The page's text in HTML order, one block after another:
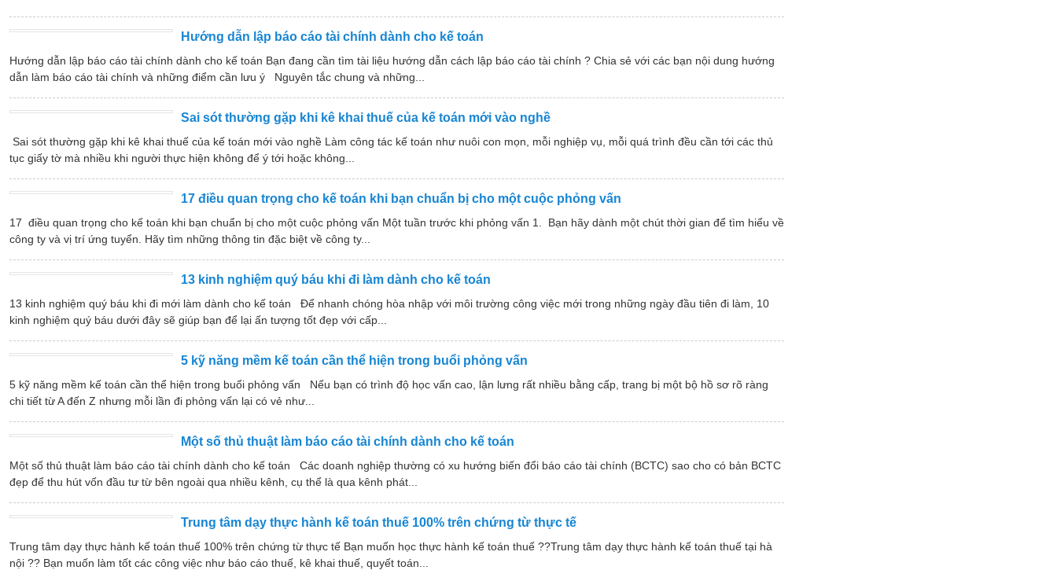
Hướng dẫn lập báo cáo tài chính dành cho kế toán
Hướng dẫn lập báo cáo tài chính dành cho kế toán Bạn đang cần tìm tài liệu hướng dẫn cách lập báo cáo tài chính ? Chia sẻ với các bạn nội dung hướng
dẫn làm báo cáo tài chính và những điểm cần lưu ý Nguyên tắc chung và những...
Sai sót thường gặp khi kê khai thuế của kế toán mới vào nghề
Sai sót thường gặp khi kê khai thuế của kế toán mới vào nghề Làm công tác kế toán như nuôi con mọn, mỗi nghiệp vụ, mỗi quá trình đều cần tới các thủ
tục giấy tờ mà nhiều khi người thực hiện không để ý tới hoặc không...
17 điều quan trọng cho kế toán khi bạn chuẩn bị cho một cuộc phỏng vấn
17 điều quan trọng cho kế toán khi bạn chuẩn bị cho một cuộc phỏng vấn Một tuần trước khi phỏng vấn 1. Bạn hãy dành một chút thời gian để tìm hiểu về
công ty và vị trí ứng tuyển. Hãy tìm những thông tin đặc biệt về công ty...
13 kinh nghiệm quý báu khi đi làm dành cho kế toán
13 kinh nghiệm quý báu khi đi mới làm dành cho kế toán Để nhanh chóng hòa nhập với môi trường công việc mới trong những ngày đầu tiên đi làm, 10
kinh nghiệm quý báu dưới đây sẽ giúp bạn để lại ấn tượng tốt đẹp với cấp...
5 kỹ năng mềm kế toán cần thể hiện trong buổi phỏng vấn
5 kỹ năng mềm kế toán cần thể hiện trong buổi phỏng vấn Nếu bạn có trình độ học vấn cao, lận lưng rất nhiều bằng cấp, trang bị một bộ hồ sơ rõ ràng
chi tiết từ A đến Z nhưng mỗi lần đi phỏng vấn lại có vẻ như...
Một số thủ thuật làm báo cáo tài chính dành cho kế toán
Một số thủ thuật làm báo cáo tài chính dành cho kế toán Các doanh nghiệp thường có xu hướng biến đổi báo cáo tài chính (BCTC) sao cho có bản BCTC
đẹp để thu hút vốn đầu tư từ bên ngoài qua nhiều kênh, cụ thể là qua kênh phát...
Trung tâm dạy thực hành kế toán thuế 100% trên chứng từ thực tế
Trung tâm dạy thực hành kế toán thuế 100% trên chứng từ thực tế Bạn muốn học thực hành kế toán thuế ??Trung tâm dạy thực hành kế toán thuế tại hà
nội ?? Bạn muốn làm tốt các công việc như báo cáo thuế, kê khai thuế, quyết toán...